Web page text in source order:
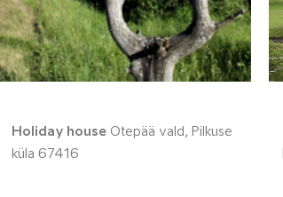
Holiday house Otepää vald, Pilkuse
küla 67416